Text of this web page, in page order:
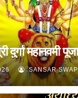
दुर्गा महानवमी पूजा
SANSAR